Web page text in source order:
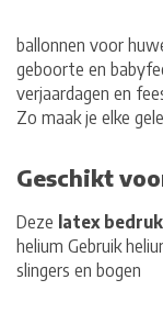
ballonnen voor
geboorte en
verjaardagen en
Zo maak je elke
Geschikt
Deze latex
helium Gebruik
slingers en bogen